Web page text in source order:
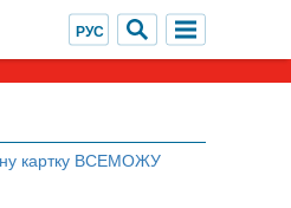
картку ВСЕМОЖУ